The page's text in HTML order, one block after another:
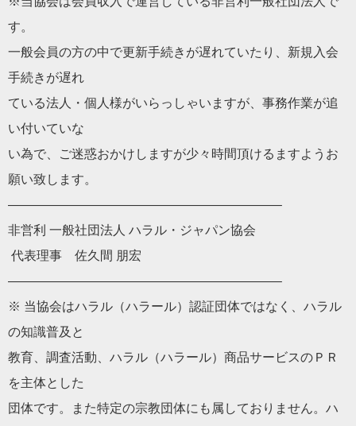
す。
一般会員の方の中で更新手続きが遅れていたり、 新規入会
手続きが遅れ
ている法人・個人様がいらっしゃいますが、 事務作業が追
い付いていな
い為で、
ご迷惑おかけしますが少々時間頂けるますようお
願い致します。
—————————————————————–
非営利 一般社団法人 ハラル・ジャパン協会
代表理事 佐久間 朋宏
—————————————————————–
※ 当協会はハラル（ハラール）認証団体ではなく、 ハラル
の知識普及と
教育、調査活動、ハラル（ハラール） 商品サービスのＰＲ
を主体とした
団体です。また特定の宗教団体にも属しておりません。ハ